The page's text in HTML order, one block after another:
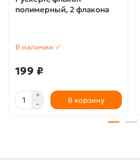
полимерный, 2 флакона
В наличии ✓
199 ₽
В корзину